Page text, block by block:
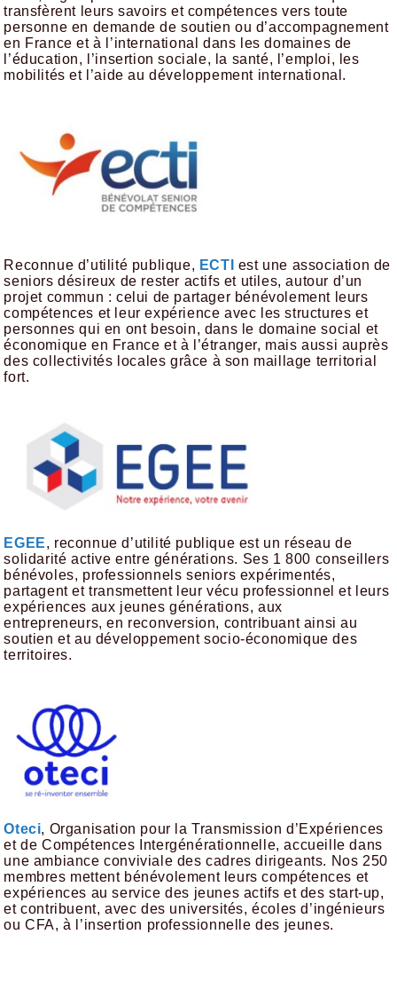
transfèrent leurs savoirs et compétences vers toute
personne en demande de soutien ou d’accompagnement
en France et à l’international dans les domaines de
l’éducation, l’insertion sociale, la santé, l’emploi, les
mobilités et l’aide au développement international.
Reconnue d’utilité publique, ECTI est une association de
seniors désireux de rester actifs et utiles, autour d’un
projet commun : celui de partager bénévolement leurs
compétences et leur expérience avec les structures et
personnes qui en ont besoin, dans le domaine social et
économique en France et à l’étranger, mais aussi auprès
des collectivités locales grâce à son maillage territorial
fort.
EGEE, reconnue d’utilité publique est un réseau de
solidarité active entre générations. Ses 1 800 conseillers
bénévoles, professionnels seniors expérimentés,
partagent et transmettent leur vécu professionnel et leurs
expériences aux jeunes générations, aux
entrepreneurs, en reconversion, contribuant ainsi au
soutien et au développement socio-économique des
territoires.
Oteci, Organisation pour la Transmission d’Expériences
et de Compétences Intergénérationnelle, accueille dans
une ambiance conviviale des cadres dirigeants. Nos 250
membres mettent bénévolement leurs compétences et
expériences au service des jeunes actifs et des start-up,
et contribuent, avec des universités, écoles d’ingénieurs
ou CFA, à l’insertion professionnelle des jeunes.